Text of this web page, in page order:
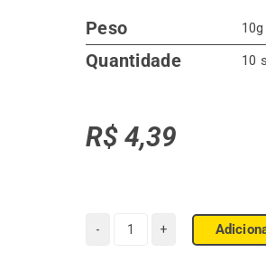
Peso 10g
Quantidade 10
R$4,39
Chá